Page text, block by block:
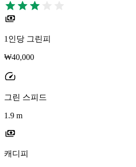
1인당 그린피
₩40,000
그린 스피드
1.9 m
캐디피